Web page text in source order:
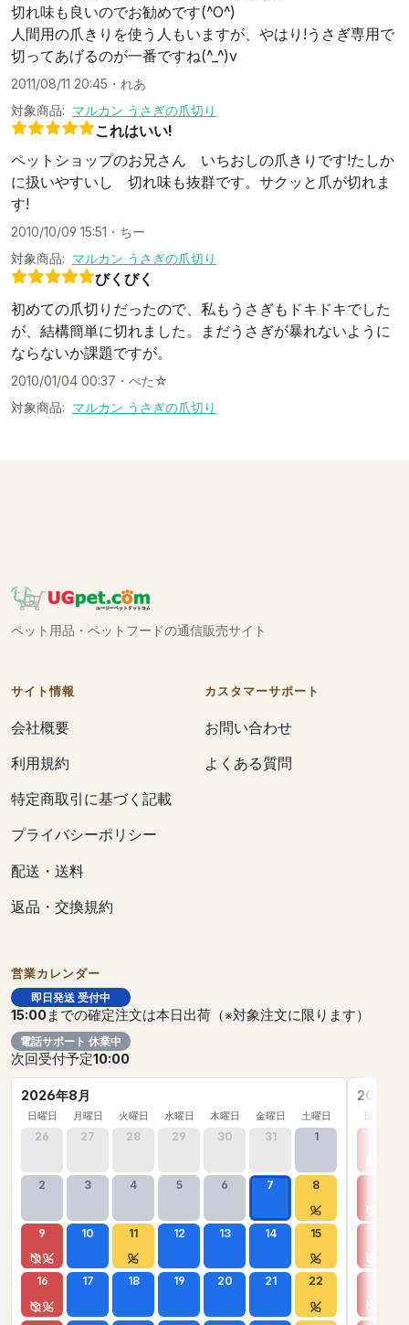
切れ味も良いのでお勧めです(^O^)
人間用の爪きりを使う人もいますが、やはり!うさぎ専用で
切ってあげるのが一番ですね(^_^)v
2011/08/11 20:45 ・ れあ
対象商品: マルカン うさぎの爪切り
これはいい!
ペットショップのお兄さん いちおしの爪きりです!たしか
に扱いやすいし 切れ味も抜群です。サクッと爪が切れま
す!
2010/10/09 15:51 ・ ちー
対象商品: マルカン うさぎの爪切り
びくびく
初めての爪切りだったので、私もうさぎもドキドキでした
が、結構簡単に切れました。まだうさぎが暴れないように
ならないか課題ですが。
2010/01/04 00:37 ・ ぺた☆
対象商品: マルカン うさぎの爪切り
ペット用品・ペットフードの通信販売サイト
サイト情報
会社概要
利用規約
特定商取引に基づく記載
プライバシーポリシー
配送・送料
返品・交換規約
カスタマーサポート
お問い合わせ
よくある質問
営業カレンダー
即日発送 受付中
15:00までの確定注文は本日出荷（※対象注文に限ります）
電話サポート 休業中
次回受付予定10:00
2026年8月
日曜日 月曜日 火曜日 水曜日 木曜日 金曜日 土曜日
26 27 28 29 30 31 1
2 3 4 5 6 7 8
9 10 11 12 13 14 15
16 17 18 19 20 21 22
2026年
日曜日